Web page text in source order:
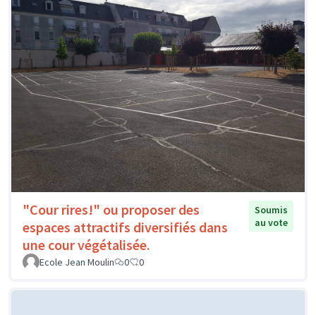
"Cour rires!" ou proposer des
espaces attractifs diversifiés dans
une cour végétalisée.
Soumis
au vote
Ecole Jean Moulin 0 0